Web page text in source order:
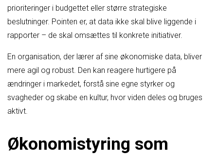
prioriteringer i budgettet eller større strategiske
beslutninger. Pointen er, at data ikke skal blive liggende i
rapporter – de skal omsættes til konkrete initiativer.
En organisation, der lærer af sine økonomiske data, bliver
mere agil og robust. Den kan reagere hurtigere på
ændringer i markedet, forstå sine egne styrker og
svagheder og skabe en kultur, hvor viden deles og bruges
aktivt.
Økonomistyring som